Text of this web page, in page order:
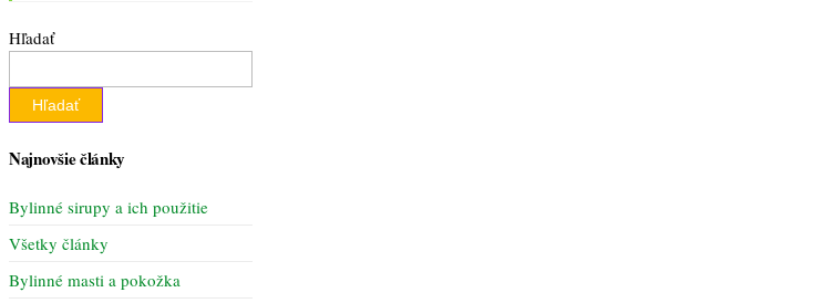
Hľadať
Hľadať
Najnovšie články
Bylinné sirupy a ich použitie
Všetky články
Bylinné masti a pokožka